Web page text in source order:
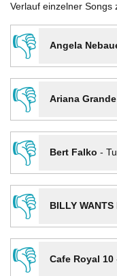
Verlauf einzelner Songs
👎 Angela
👎
Ariana Grande
👎
Bert Falko -
👎
BILLY WANTS
👎
Cafe Royal 10